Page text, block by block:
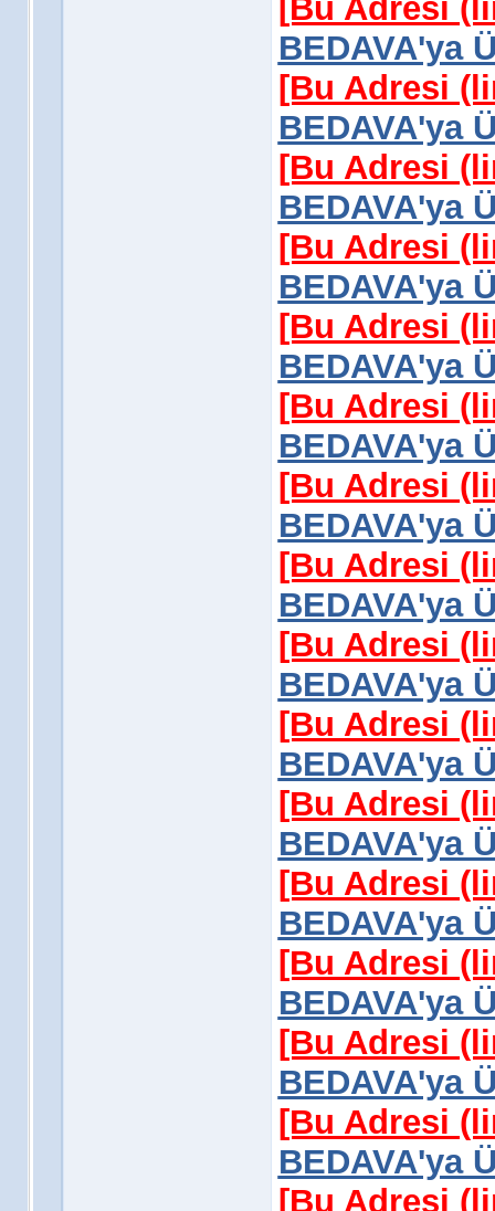
[Bu Adresi
BEDAVA'ya
[Bu Adresi
BEDAVA'ya
[Bu Adresi
BEDAVA'ya
[Bu Adresi
BEDAVA'ya
[Bu Adresi
BEDAVA'ya
[Bu Adresi
BEDAVA'ya
[Bu Adresi
BEDAVA'ya
[Bu Adresi
BEDAVA'ya
[Bu Adresi
BEDAVA'ya
[Bu Adresi
BEDAVA'ya
[Bu Adresi
BEDAVA'ya
[Bu Adresi
BEDAVA'ya
[Bu Adresi
BEDAVA'ya
[Bu Adresi
BEDAVA'ya
[Bu Adresi
BEDAVA'ya
[Bu Adresi